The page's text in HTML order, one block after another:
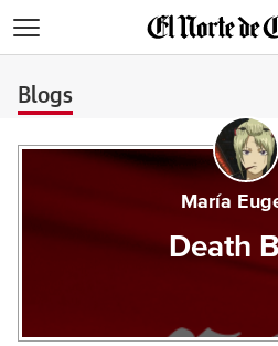
Blogs
María
Death